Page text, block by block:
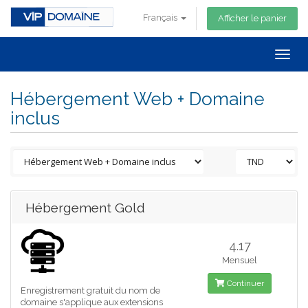
Français Afficher le panier
Hébergement Web + Domaine
inclus
Hébergement Gold
Enregistrement gratuit du nom de
domaine s'applique aux extensions
4.17
Mensuel
Continuer